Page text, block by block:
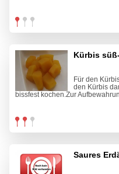
Kürbis
Für den
den Kürbis
bissfest kochen.Zur
Saures